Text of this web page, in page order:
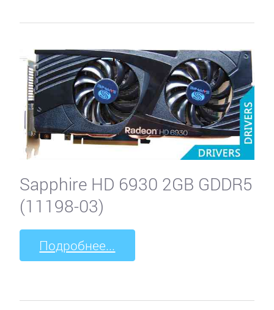
Sapphire HD 6930 2GB GDDR5
(11198-03)
Подробнее...